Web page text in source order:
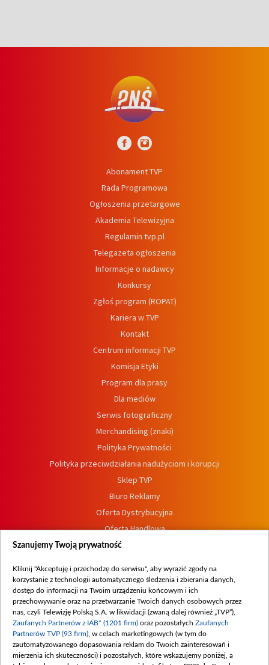
Abonament TVP
Rada Programowa
Ogłoszenia przetargowe
Akademia Telewizyjna
Regulamin tvp.pl
Telegazeta ogłoszenia
Informacje o nadawcy
Konkursy
Zgłoś program (ROPAT)
Kariera w TVP
Kontakt
Centrum informacji TVP
Komisja Etyki
Program dla prasy
Dla mediów
Serwis fotograficzny
Merchandising (znaki)
Polityka Prywatności
Polityka przeciwdziałania nadużyciom i korupcji
Sklep TVP
Biuro Reklamy
Oferta Dystrybucyjna
Oferta Handlowa
Dostępność
Procedura zgłoszeń wewnętrznych
Szanujemy Twoją prywatność
Kliknij "Akceptuję i przechodzę do serwisu", aby wyrazić zgody na
korzystanie z technologii automatycznego śledzenia i zbierania danych,
dostęp do informacji na Twoim urządzeniu końcowym i ich
przechowywanie oraz na przetwarzanie Twoich danych osobowych przez
nas, czyli Telewizję Polską S.A. w likwidacji (zwaną dalej również „TVP”),
Zaufanych Partnerów z IAB* (1201 firm) oraz pozostałych Zaufanych
Partnerów TVP (93 firm) , w celach marketingowych (w tym do
zautomatyzowanego dopasowania reklam do Twoich zainteresowań i
mierzenia ich skuteczności) i pozostałych, które wskazujemy poniżej, a